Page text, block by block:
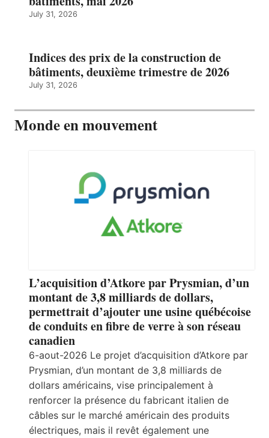
July 31, 2026
Indices des prix de la construction de
bâtiments, deuxième trimestre de 2026
July 31, 2026
Monde en mouvement
L’acquisition d’Atkore par Prysmian, d’un
montant de 3,8 milliards de dollars,
permettrait d’ajouter une usine québécoise
de conduits en fibre de verre à son réseau
canadien
6-aout-2026 Le projet d’acquisition d’Atkore par
Prysmian, d’un montant de 3,8 milliards de
dollars américains, vise principalement à
renforcer la présence du fabricant italien de
câbles sur le marché américain des produits
électriques, mais il revêt également une